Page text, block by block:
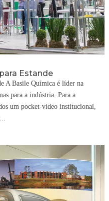
Estande
A Basile Química é líder na
para a indústria. Para a
um pocket-vídeo institucional,